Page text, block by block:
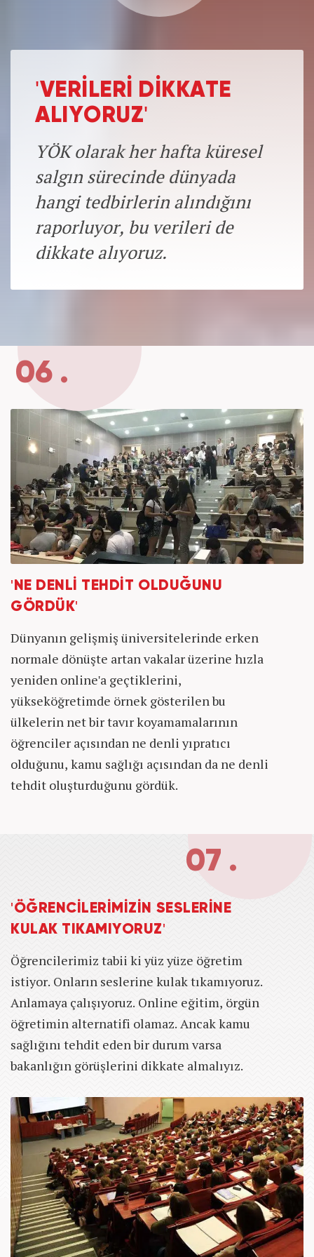
'VERİLERİ DİKKATE
ALIYORUZ'
YÖK olarak her hafta küresel
salgın sürecinde dünyada
hangi tedbirlerin alındığını
raporluyor, bu verileri de
dikkate alıyoruz.
06 .
'NE DENLİ TEHDİT OLDUĞUNU
GÖRDÜK'
Dünyanın gelişmiş üniversitelerinde erken
normale dönüşte artan vakalar üzerine hızla
yeniden online'a geçtiklerini,
yükseköğretimde örnek gösterilen bu
ülkelerin net bir tavır koyamamalarının
öğrenciler açısından ne denli yıpratıcı
olduğunu, kamu sağlığı açısından da ne denli
tehdit oluşturduğunu gördük.
07 .
'ÖĞRENCİLERİMİZİN SESLERİNE
KULAK TIKAMIYORUZ'
Öğrencilerimiz tabii ki yüz yüze öğretim
istiyor. Onların seslerine kulak tıkamıyoruz.
Anlamaya çalışıyoruz. Online eğitim, örgün
öğretimin alternatifi olamaz. Ancak kamu
sağlığını tehdit eden bir durum varsa
bakanlığın görüşlerini dikkate almalıyız.